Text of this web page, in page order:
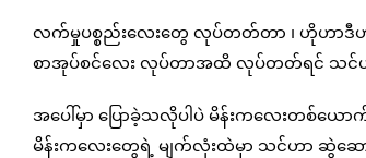
လက်မှုပစ္စည်းလေးတွေ လုပ်တတ်တာ ၊ ဟိုဟာဒီ
စာအုပ်စင်လေး လုပ်တာအထိ လုပ်တတ်ရင် သင်ဟ
အပေါ်မှာ ပြောခဲ့သလိုပါပဲ မိန်းကလေးတစ်ယ
မိန်းကလေးတွေရဲ့ မျက်လုံးထဲမှာ သင်ဟာ ဆွဲဆေ